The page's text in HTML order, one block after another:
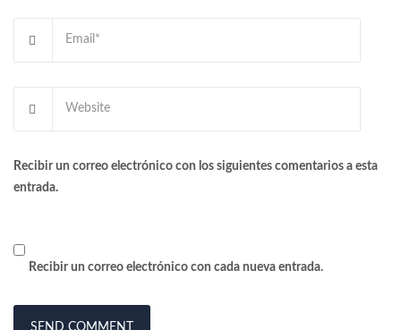
Recibir un correo electrónico con los siguientes comentarios a esta
entrada.
Recibir un correo electrónico con cada nueva entrada.